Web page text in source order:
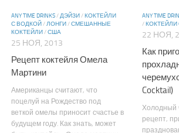
ANY TIME DRINKS/ДЭЙЗИ/КОКТЕЙЛИ
С ВОДКОЙ/ЛОНГИ/СМЕШАННЫЕ
КОКТЕЙЛИ/США
25 НОЯ, 2013
Рецепт коктейля Омела
Мартини
Американцы считают, что
поцелуй на Рождество под
веткой омелы приносит счастье в
будущем году. Как знать, может
ANY TIME
/
22 НОЯ,
Как
Cocktail)
Холодный
рецепт,